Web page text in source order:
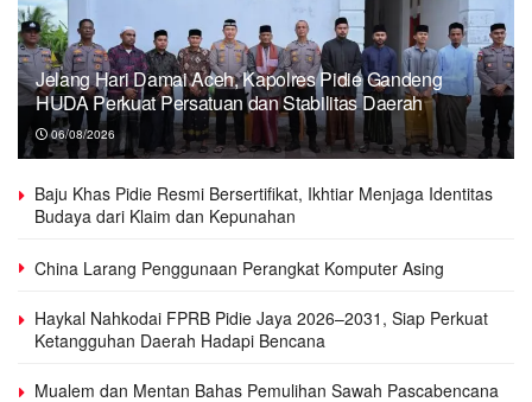
Jelang Hari Damai Aceh, Kapolres Pidie Gandeng
HUDA Perkuat Persatuan dan Stabilitas Daerah
06/08/2026
Baju Khas Pidie Resmi Bersertifikat, Ikhtiar Menjaga Identitas
Budaya dari Klaim dan Kepunahan
China Larang Penggunaan Perangkat Komputer Asing
Haykal Nahkodai FPRB Pidie Jaya 2026–2031, Siap Perkuat
Ketangguhan Daerah Hadapi Bencana
Mualem dan Mentan Bahas Pemulihan Sawah Pascabencana